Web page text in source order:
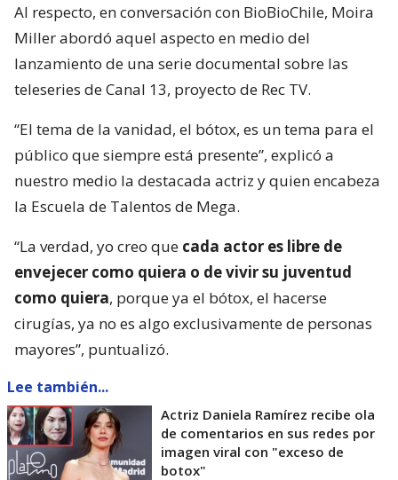
Al respecto, en conversación con BioBioChile, Moira
Miller abordó aquel aspecto en medio del
lanzamiento de una serie documental sobre las
teleseries de Canal 13, proyecto de Rec TV.
“El tema de la vanidad, el bótox, es un tema para el
público que siempre está presente”, explicó a
nuestro medio la destacada actriz y quien encabeza
la Escuela de Talentos de Mega.
“La verdad, yo creo que cada actor es libre de
envejecer como quiera o de vivir su juventud
como quiera, porque ya el bótox, el hacerse
cirugías, ya no es algo exclusivamente de personas
mayores”, puntualizó.
Lee también...
Actriz Daniela Ramírez recibe ola
de comentarios en sus redes por
imagen viral con "exceso de
botox"